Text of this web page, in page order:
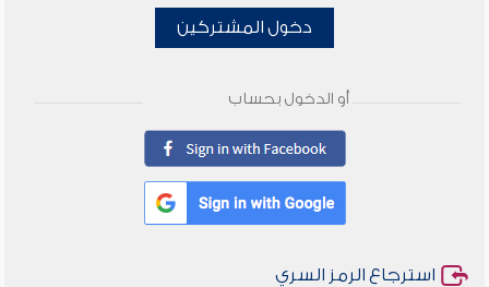
دخول المشتركين
أو الدخول بحساب
استرجاع الرمز السري